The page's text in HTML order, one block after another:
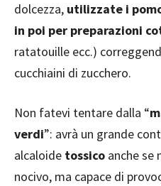
dolcezza, utilizzate i
in poi per preparazioni
ratatouille ecc.)
cucchiaini di zucchero.
Non fatevi tentare dalla “
verdi”: avrà un grande
alcaloide tossico anche se
nocivo, ma capace di